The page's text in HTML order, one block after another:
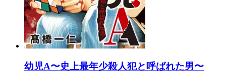
幼児A〜史上最年少殺人犯と呼ばれた男〜